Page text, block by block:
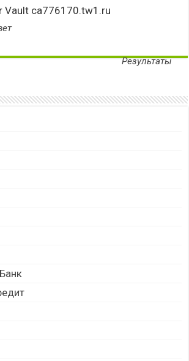
Vault ca776170.tw1.ru
Результаты